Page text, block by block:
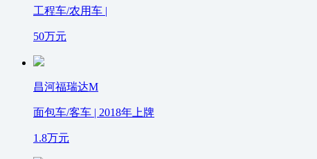
工程车/农用车 |
50万元
昌河福瑞达M
面包车/客车 | 2018年上牌
1.8万元